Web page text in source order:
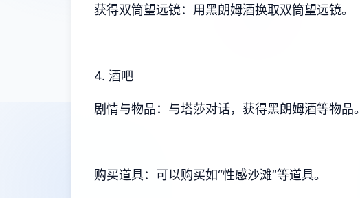
获得双筒望远镜：用黑朗姆酒换取双筒望远镜。
4. 酒吧
剧情与物品：与塔莎对话，获得黑朗姆酒等物品。
购买道具：可以购买如“性感沙滩”等道具。